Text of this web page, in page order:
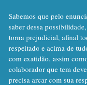
Sabemos que pelo
saber dessa
torna prejudicial, afinal
respeitado e acima de
com exatidão, assim
colaborador que tem
precisa arcar com sua